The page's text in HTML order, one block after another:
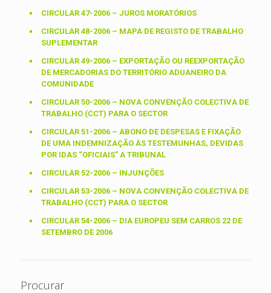
CIRCULAR 47-2006 – JUROS MORATÓRIOS
CIRCULAR 48-2006 – MAPA DE REGISTO DE TRABALHO
SUPLEMENTAR
CIRCULAR 49-2006 – EXPORTAÇÃO OU REEXPORTAÇÃO
DE MERCADORIAS DO TERRITÓRIO ADUANEIRO DA
COMUNIDADE
CIRCULAR 50-2006 – NOVA CONVENÇÃO COLECTIVA DE
TRABALHO (CCT) PARA O SECTOR
CIRCULAR 51-2006 – ABONO DE DESPESAS E FIXAÇÃO
DE UMA INDEMNIZAÇÃO ÀS TESTEMUNHAS, DEVIDAS
POR IDAS “OFICIAIS” A TRIBUNAL
CIRCULAR 52-2006 – INJUNÇÕES
CIRCULAR 53-2006 – NOVA CONVENÇÃO COLECTIVA DE
TRABALHO (CCT) PARA O SECTOR
CIRCULAR 54-2006 – DIA EUROPEU SEM CARROS 22 DE
SETEMBRO DE 2006
Procurar